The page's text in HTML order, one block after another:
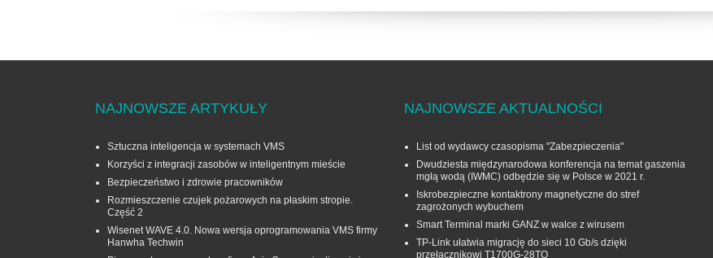
NAJNOWSZE ARTYKUŁY
Sztuczna inteligencja w systemach VMS
Korzyści z integracji zasobów w inteligentnym mieście
Bezpieczeństwo i zdrowie pracowników
Rozmieszczenie czujek pożarowych na płaskim stropie.
Część 2
Wisenet WAVE 4.0. Nowa wersja oprogramowania VMS firmy
Hanwha Techwin
NAJNOWSZE AKTUALNOŚCI
List od wydawcy czasopisma "Zabezpieczenia"
Dwudziesta międzynarodowa konferencja na temat gaszenia
mgłą wodą (IWMC) odbędzie się w Polsce w 2021 r.
Iskrobezpieczne kontaktrony magnetyczne do stref
zagrożonych wybuchem
Smart Terminal marki GANZ w walce z wirusem
TP-Link ułatwia migrację do sieci 10 Gb/s dzięki
przełącznikowi T1700G‑28TQ